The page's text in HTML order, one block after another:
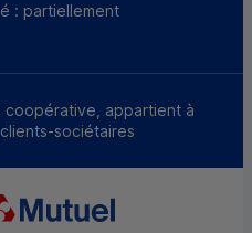
: partiellement
coopérative, appartient à
sociétaires